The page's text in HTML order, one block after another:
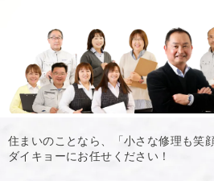
住まいのことなら、「小さな修理も笑
ダイキョーにお任せください！